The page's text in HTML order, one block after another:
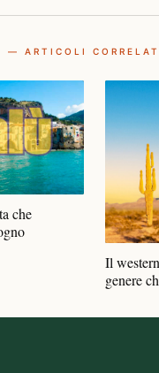
— ARTICOLI
che
Il
genere